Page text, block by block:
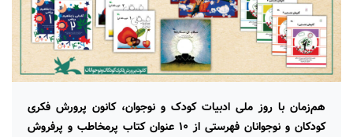
هم‌زمان با روز ملی ادبیات کودک و نوجوان، کانون پرورش فکری
کودکان و نوجوانان فهرستی از ۱۰ عنوان کتاب پرمخاطب و پرفروش